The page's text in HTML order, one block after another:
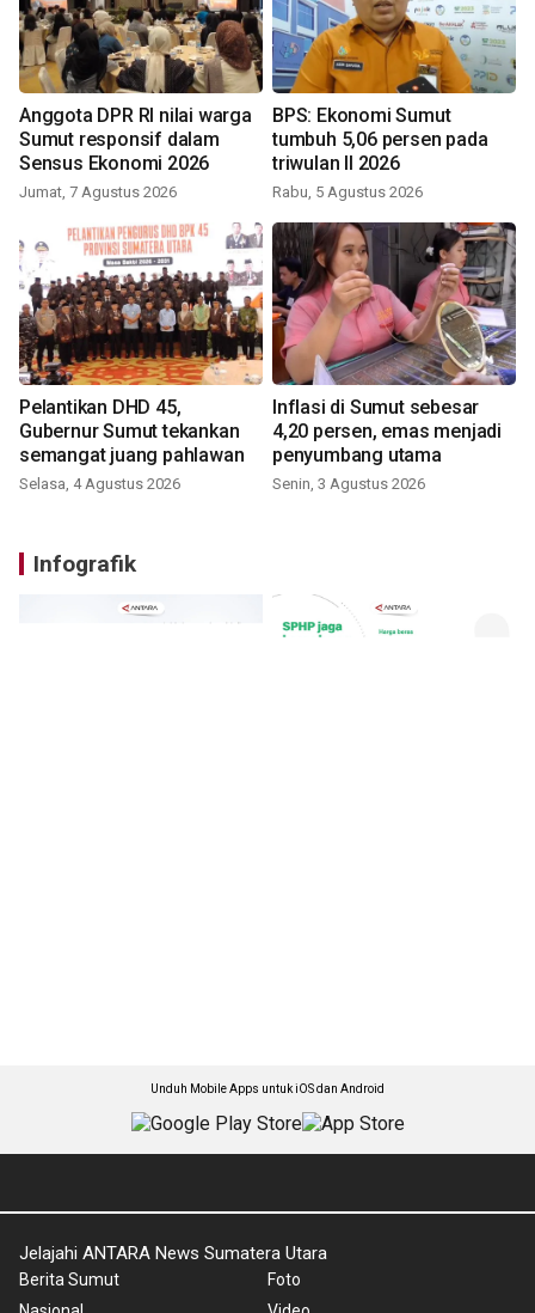
Anggota DPR RI nilai warga
Sumut responsif dalam
Sensus Ekonomi 2026
Jumat, 7 Agustus 2026
BPS: Ekonomi Sumut
tumbuh 5,06 persen pada
triwulan II 2026
Rabu, 5 Agustus 2026
Pelantikan DHD 45,
Gubernur Sumut tekankan
semangat juang pahlawan
Selasa, 4 Agustus 2026
Inflasi di Sumut sebesar
4,20 persen, emas menjadi
penyumbang utama
Senin, 3 Agustus 2026
Infografik
Unduh Mobile Apps untuk iOS dan Android
Jelajahi ANTARA News Sumatera Utara
Berita Sumut
Foto